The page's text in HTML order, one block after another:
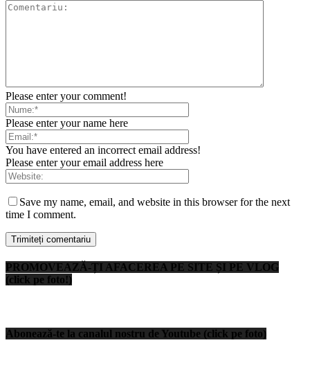
Please enter your comment!
Please enter your name here
You have entered an incorrect email address!
Please enter your email address here
Save my name, email, and website in this browser for the next
time I comment.
PROMOVEAZĂ-ȚI AFACEREA PE SITE ȘI PE VLOG
(click pe foto!)
Abonează-te la canalul nostru de Youtube (click pe foto)